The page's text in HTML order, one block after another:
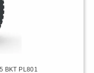
BKT PL801